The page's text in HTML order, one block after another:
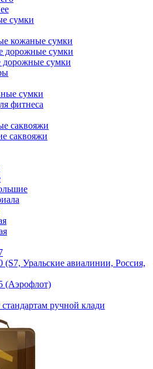
сумки
кожаные сумки
дорожные сумки
дорожные сумки
сумки
фитнеса
саквояжи
саквояжи
(S7, Уральские авиалинии, Россия,
(Аэрофлот)
стандартам ручной клади